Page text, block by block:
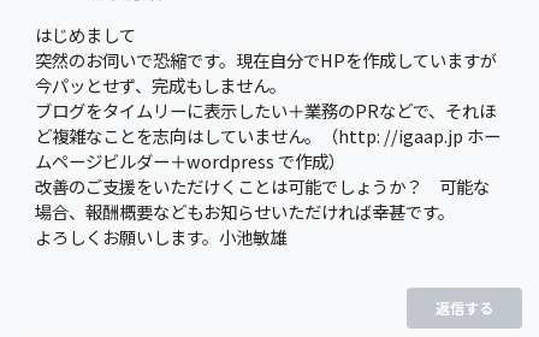
はじめまして
突然のお伺いで恐縮です。現在自分でHPを作成していますが
今パッとせず、完成もしません。
ブログをタイムリーに表示したい＋業務のPRなどで、それほ
ど複雑なことを志向はしていません。（http: //igaap.jp ホー
ムページビルダー＋wordpress で作成）
改善のご支援をいただけくことは可能でしょうか？ 可能な
場合、報酬概要などもお知らせいただければ幸甚です。
よろしくお願いします。小池敏雄
返信する